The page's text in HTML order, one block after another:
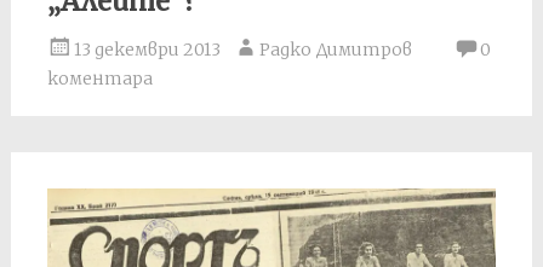
13 декември 2013 Радко Димитров
0
коментара